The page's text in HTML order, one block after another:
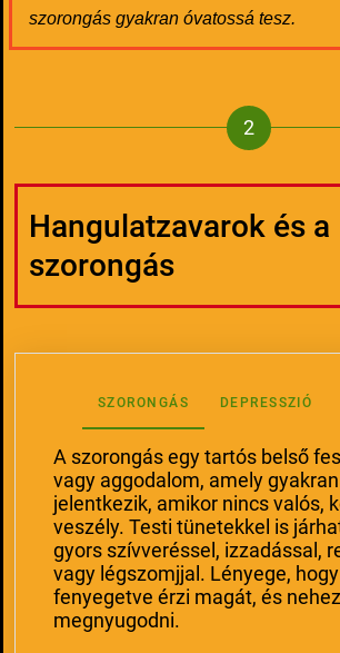
szorongás gyakran óvatossá tesz.
Hangulatzavarok és a
szorongás
SZORONGÁS DEPRESSZIÓ
A szorongás egy tartós belső
vagy aggodalom, amely
jelentkezik, amikor nincs valós,
veszély. Testi tünetekkel is
gyors szívveréssel, izzadással,
vagy légszomjjal. Lényege,
fenyegetve érzi magát, és
megnyugodni.